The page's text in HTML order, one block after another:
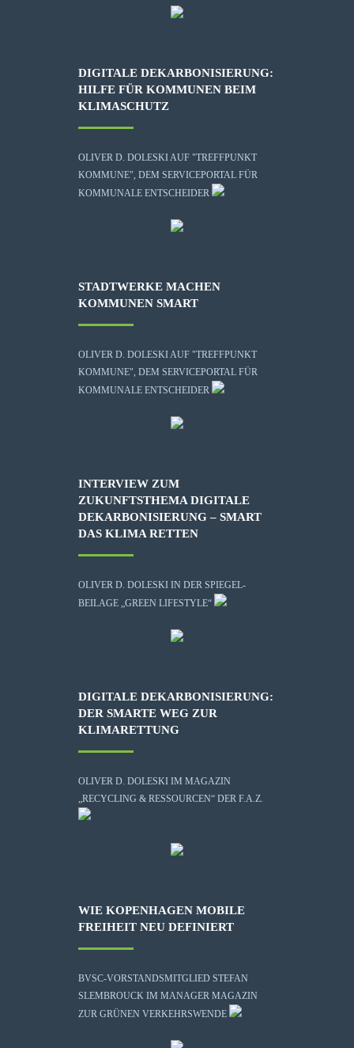
DIGITALE DEKARBONISIERUNG:
HILFE FÜR KOMMUNEN BEIM
KLIMASCHUTZ
OLIVER D. DOLESKI AUF "TREFFPUNKT
KOMMUNE", DEM SERVICEPORTAL FÜR
KOMMUNALE ENTSCHEIDER
STADTWERKE MACHEN
KOMMUNEN SMART
OLIVER D. DOLESKI AUF "TREFFPUNKT
KOMMUNE", DEM SERVICEPORTAL FÜR
KOMMUNALE ENTSCHEIDER
INTERVIEW ZUM
ZUKUNFTSTHEMA DIGITALE
DEKARBONISIERUNG – SMART
DAS KLIMA RETTEN
OLIVER D. DOLESKI IN DER SPIEGEL-
BEILAGE „GREEN LIFESTYLE“
DIGITALE DEKARBONISIERUNG:
DER SMARTE WEG ZUR
KLIMARETTUNG
OLIVER D. DOLESKI IM MAGAZIN
„RECYCLING & RESSOURCEN“ DER F.A.Z.
WIE KOPENHAGEN MOBILE
FREIHEIT NEU DEFINIERT
BVSC-VORSTANDSMITGLIED STEFAN
SLEMBROUCK IM MANAGER MAGAZIN
ZUR GRÜNEN VERKEHRSWENDE